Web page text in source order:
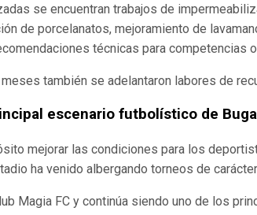
se encuentran trabajos de
de porcelanatos, mejoramiento de
técnicas para competencias
también se adelantaron labores de
escenario futbolístico de Buga
mejorar las condiciones para los
ha venido albergando torneos de
Magia FC y continúa siendo uno de los